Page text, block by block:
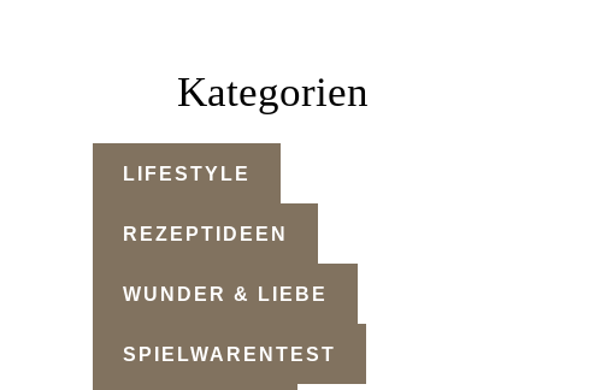
Kategorien
LIFESTYLE
REZEPTIDEEN
WUNDER & LIEBE
SPIELWARENTEST